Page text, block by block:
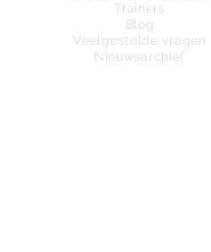
Trainers
Blog
Veelgestelde vragen
Nieuwsarchief